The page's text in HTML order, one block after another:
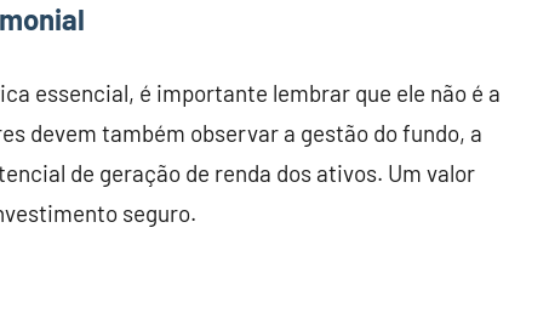
essencial, é importante lembrar que ele não é a
devem também observar a gestão do fundo, a
de geração de renda dos ativos. Um valor
seguro.